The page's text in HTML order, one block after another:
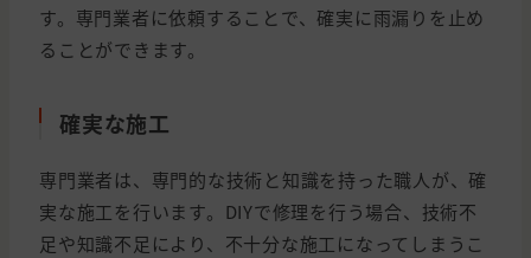
す。専門業者に依頼することで、確実に雨漏りを止め
ることができます。
確実な施工
専門業者は、専門的な技術と知識を持った職人が、確
実な施工を行います。DIYで修理を行う場合、技術不
足や知識不足により、不十分な施工になってしまうこ